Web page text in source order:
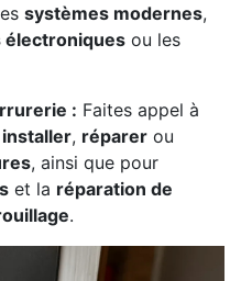
systèmes modernes,
ou les
: Faites appel à
installer, réparer ou
, ainsi que pour
et la réparation de
.